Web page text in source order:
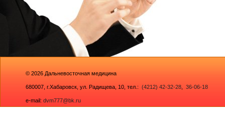
© 2026 Дальневосточная медицина
680007, г.Хабаровск, ул. Радищева, 10 , тел.: (4212) 42-32-28 36-06-18
e-mail: dvm777@bk.ru